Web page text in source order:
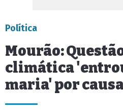
Política
Mourão:
climática
maria' por